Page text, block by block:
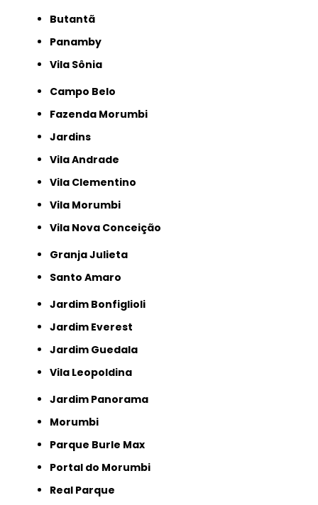
Butantã
Panamby
Vila Sônia
Campo Belo
Fazenda Morumbi
Jardins
Vila Andrade
Vila Clementino
Vila Morumbi
Vila Nova Conceição
Granja Julieta
Santo Amaro
Jardim Bonfiglioli
Jardim Everest
Jardim Guedala
Vila Leopoldina
Jardim Panorama
Morumbi
Parque Burle Max
Portal do Morumbi
Real Parque